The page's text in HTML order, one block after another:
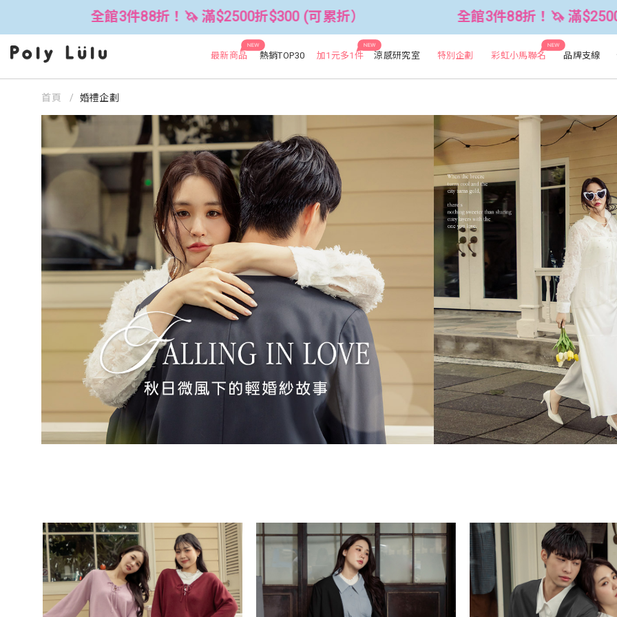
折！🦄 滿$2500折$300 (可累折） 全館3件88折！🦄 滿$2500折$300 (可累折）
NEW
最新商品 熱銷TOP30
NEW
加1元多1件 涼感研究室 特別企劃
NEW
彩虹小馬聯名 品牌支線
首頁 婚禮企劃